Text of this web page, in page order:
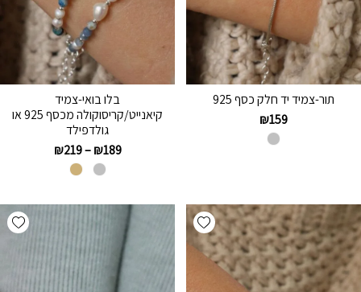
תור-צמיד יד חלק כסף 925
₪159
בלו בואי-צמיד
קיאנייט/קריסוקולה מכסף 925 או
גולדפילד
₪189
–
₪219
Add wishlist